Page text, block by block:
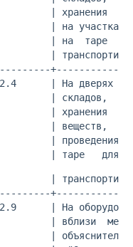
хранения
на участках
| на  таре  для
|
| На дверях
| складов,
| хранения
| веществ,    на
проведения
| таре   для
|
| На
| вблизи
объяснительной